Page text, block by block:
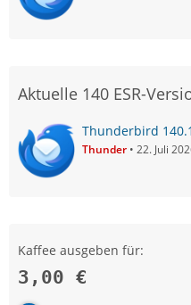
Aktuelle 140 ESR-
Thunderbird
Thunder 22. Juli
Kaffee ausgeben für:
3,00 €